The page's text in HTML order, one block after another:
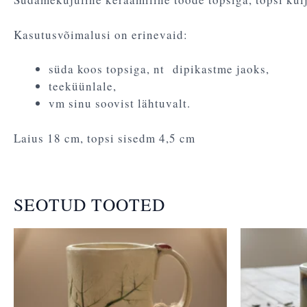
Kasutusvõimalusi on erinevaid:
süda koos topsiga, nt dipikastme jaoks,
teeküünlale,
vm sinu soovist lähtuvalt.
Laius 18 cm, topsi sisedm 4,5 cm
SEOTUD TOOTED